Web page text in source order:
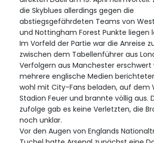
die Skyblues allerdings gegen die
abstiegsgefährdeten Teams von
und Nottingham Forest Punkte liegen
Im Vorfeld der Partie war die Anreise
zwischen dem Tabellenführer aus
Verfolgern aus Manchester erschwert
mehrere englische Medien
wohl mit City-Fans beladen, auf dem
Stadion Feuer und brannte völlig aus.
zufolge gab es keine Verletzten, die
noch unklar.
Vor den Augen von Englands